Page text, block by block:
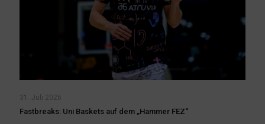
31. Juli 2026
Fastbreaks: Uni Baskets auf dem „Hammer FEZ“